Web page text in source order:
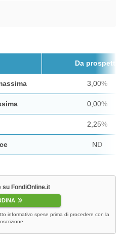
Da prospetto
3,00%
0,00%
2,25%
ND
FondiOnline.it
informativo spese prima di procedere con la